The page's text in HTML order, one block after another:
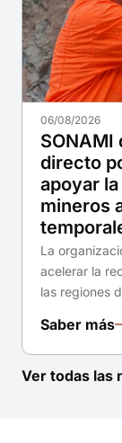
06/08/2026
SONAMI
directo
apoyar
mineros
La
acelerar la
las regiones
Saber más
Ver todas las